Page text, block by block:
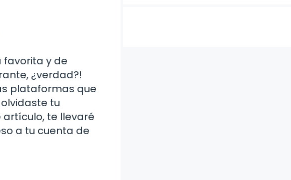
y de
¿verdad?!
plataformas que
tu
te llevaré
a tu cuenta de